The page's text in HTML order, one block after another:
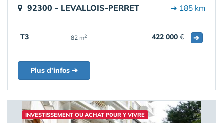
92300 - LEVALLOIS-PERRET ➔ 185 km
T3 82 m2 422 000 € ➔
Plus d'infos ➔
INVESTISSEMENT OU ACHAT POUR Y VIVRE